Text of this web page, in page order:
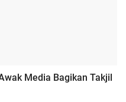
Media Bagikan Takjil